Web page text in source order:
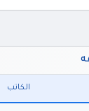
الكاتب